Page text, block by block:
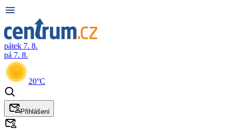
pátek 7. 8.
pá 7. 8.
20°C
Přihlášení